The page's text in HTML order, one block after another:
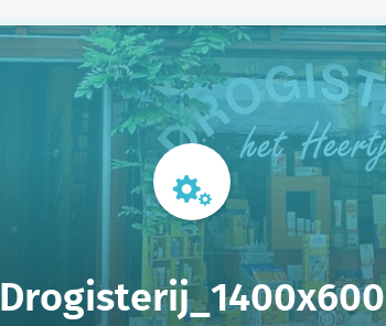
Drogisterij_1400x600